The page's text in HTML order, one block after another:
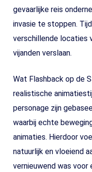
gevaarlijke reis
invasie te stoppen.
verschillende locaties
vijanden verslaan.
Wat Flashback op de
realistische
personage zijn
waarbij echte
animaties. Hierdoor
natuurlijk en vloeiend
vernieuwend was voor